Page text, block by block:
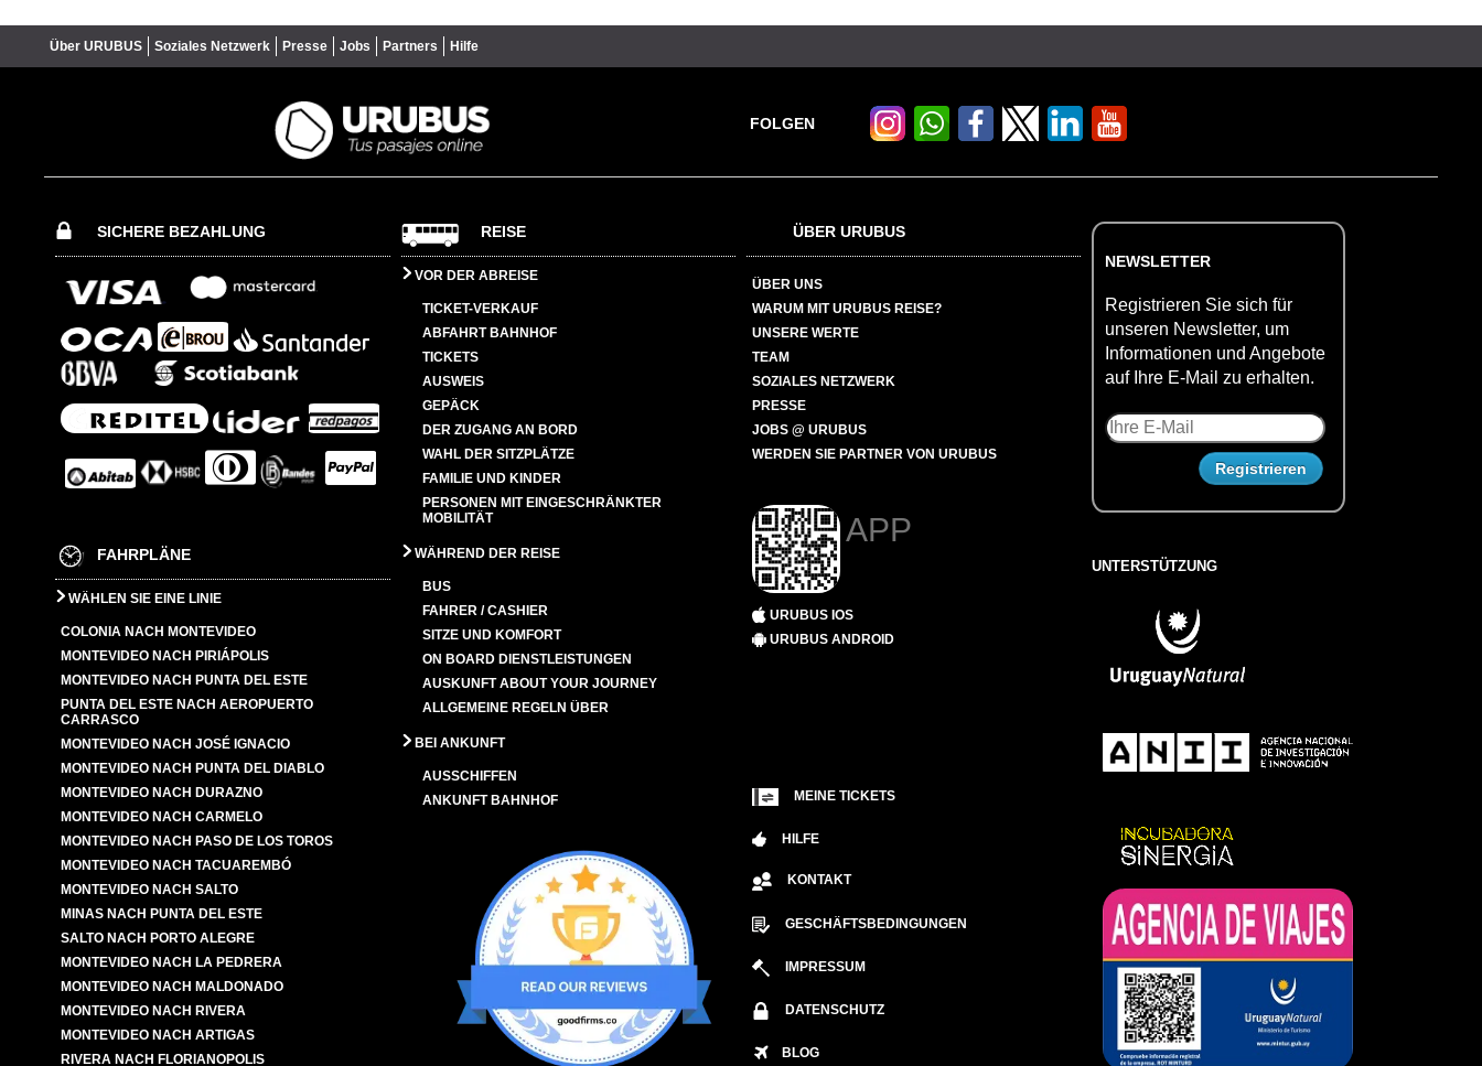
Über URUBUS Soziales Netzwerk Presse Jobs Partners Hilfe
FOLGEN
SICHERE BEZAHLUNG
FAHRPLÄNE
WÄHLEN SIE EINE LINIE
COLONIA NACH MONTEVIDEO
MONTEVIDEO NACH PIRIÁPOLIS
MONTEVIDEO NACH PUNTA DEL ESTE
PUNTA DEL ESTE NACH AEROPUERTO
CARRASCO
MONTEVIDEO NACH JOSÉ IGNACIO
MONTEVIDEO NACH PUNTA DEL DIABLO
MONTEVIDEO NACH DURAZNO
MONTEVIDEO NACH CARMELO
MONTEVIDEO NACH PASO DE LOS TOROS
MONTEVIDEO NACH TACUAREMBÓ
MONTEVIDEO NACH SALTO
MINAS NACH PUNTA DEL ESTE
SALTO NACH PORTO ALEGRE
MONTEVIDEO NACH LA PEDRERA
MONTEVIDEO NACH MALDONADO
MONTEVIDEO NACH RIVERA
MONTEVIDEO NACH ARTIGAS
RIVERA NACH FLORIANOPOLIS
REISE
VOR DER ABREISE
TICKET-VERKAUF
ABFAHRT BAHNHOF
TICKETS
AUSWEIS
GEPÄCK
DER ZUGANG AN BORD
WAHL DER SITZPLÄTZE
FAMILIE UND KINDER
PERSONEN MIT EINGESCHRÄNKTER
MOBILITÄT
WÄHREND DER REISE
BUS
FAHRER / CASHIER
SITZE UND KOMFORT
ON BOARD DIENSTLEISTUNGEN
AUSKUNFT ABOUT YOUR JOURNEY
ALLGEMEINE REGELN ÜBER
BEI ANKUNFT
AUSSCHIFFEN
ANKUNFT BAHNHOF
ÜBER URUBUS
ÜBER UNS
WARUM MIT URUBUS REISE?
UNSERE WERTE
TEAM
SOZIALES NETZWERK
PRESSE
JOBS @ URUBUS
WERDEN SIE PARTNER VON URUBUS
APP
URUBUS IOS
URUBUS ANDROID
MEINE TICKETS
HILFE
KONTAKT
GESCHÄFTSBEDINGUNGEN
IMPRESSUM
DATENSCHUTZ
BLOG
NEWSLETTER
Registrieren Sie sich für
unseren Newsletter, um
Informationen und Angebote
auf Ihre E-Mail zu erhalten.
UNTERSTÜTZUNG